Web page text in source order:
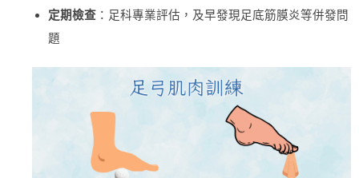
定期檢查 ：足科專業評估，及早發現足底筋膜炎等併發問
題